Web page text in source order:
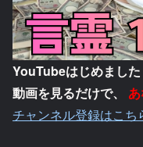
YouTubeはじめました
動画を見るだけで、
チャンネル登録はこち